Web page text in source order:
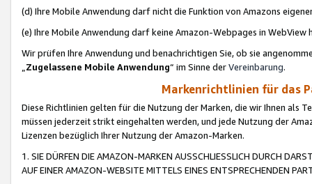
(d) Ihre Mobile Anwendung darf nicht die Funktion von Amazons
(e) Ihre Mobile Anwendung darf keine Amazon-Webpages in WebView
Wir prüfen Ihre Anwendung und benachrichtigen Sie, ob sie
„Zugelassene Mobile Anwendung“ im Sinne derVereinbarung.
Markenrichtlinien für das
Diese Richtlinien gelten für die Nutzung der Marken, die wir Ihnen als
müssen jederzeit strikt eingehalten werden, und jede Nutzung der
Lizenzen bezüglich Ihrer Nutzung der Amazon-Marken.
1. SIE DÜRFEN DIE AMAZON-MARKEN AUSSCHLIESSLICH DURCH
AUF EINER AMAZON-WEBSITE MITTELS EINES ENTSPRECHENDEN